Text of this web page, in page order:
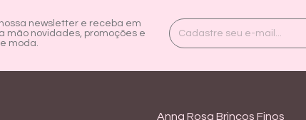
newsletter e receba em
mão novidades, promoções e
moda.
Anna Rosa Brincos Finos